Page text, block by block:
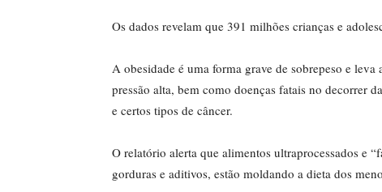
Os dados revelam que 391 milhões crianças e
A obesidade é uma forma grave de sobrepeso e
pressão alta, bem como doenças fatais no decorrer
e certos tipos de câncer.
O relatório alerta que alimentos ultraprocessados ​​e
gorduras ​​e aditivos, estão moldando a dieta dos